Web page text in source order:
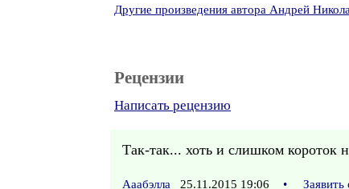
Другие произведения автора Андрей
Рецензии
Написать рецензию
Так-так... хоть и слишком короток
Ааабэлла 25.11.2015 19:06 •